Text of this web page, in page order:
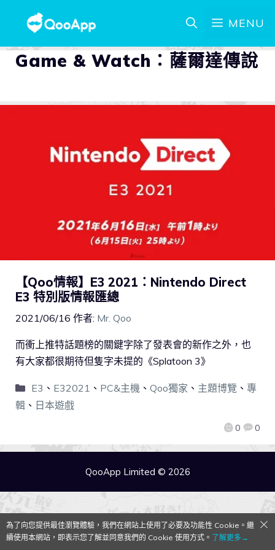
MENU
Game & Watch：薩爾達傳說
【Qoo情報】E3 2021：Nintendo Direct
E3 特別版情報匯總
2021/06/16 作者: Mr. Qoo
0 0
而衝上推特話題榜的關鍵字除了發表會的新作之外，也
有大家都很期待但隻字未提的《Splatoon 3》
E3 、 E32021 、 PC&主機、 Qoo獨家 、 主題博覽 、 專
輯 、 日本遊戲
QooApp Limited © 2026
為了向您提供最佳瀏覽體驗，我們在網站上使用了必要及功能性 Cookie。繼
續使用本網站，即表示您了解並同意我們的 Cookie 使用方式。 了解更多→